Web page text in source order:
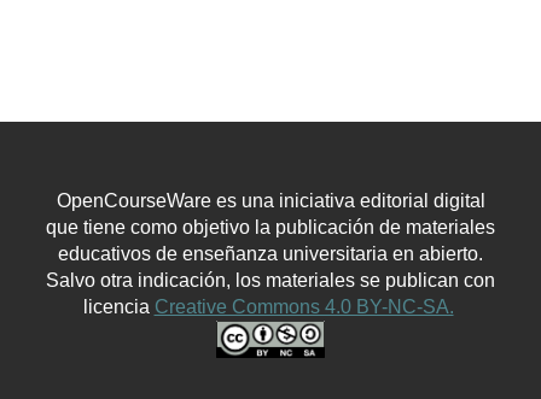
OpenCourseWare es una iniciativa editorial digital
que tiene como objetivo la publicación de materiales
educativos de enseñanza universitaria en abierto.
Salvo otra indicación, los materiales se publican con
licencia Creative Commons 4.0 BY-NC-SA.